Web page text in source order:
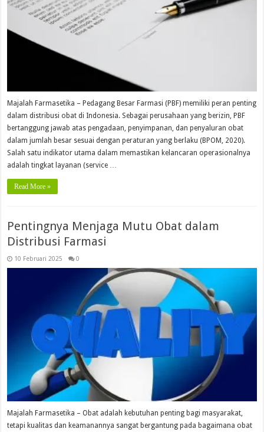
Majalah Farmasetika – Pedagang Besar Farmasi (PBF) memiliki peran penting
dalam distribusi obat di Indonesia. Sebagai perusahaan yang berizin, PBF
bertanggung jawab atas pengadaan, penyimpanan, dan penyaluran obat
dalam jumlah besar sesuai dengan peraturan yang berlaku (BPOM, 2020).
Salah satu indikator utama dalam memastikan kelancaran operasionalnya
adalah tingkat layanan (service …
Read More »
Pentingnya Menjaga Mutu Obat dalam
Distribusi Farmasi
10 Februari 2025 0
Majalah Farmasetika – Obat adalah kebutuhan penting bagi masyarakat,
tetapi kualitas dan keamanannya sangat bergantung pada bagaimana obat